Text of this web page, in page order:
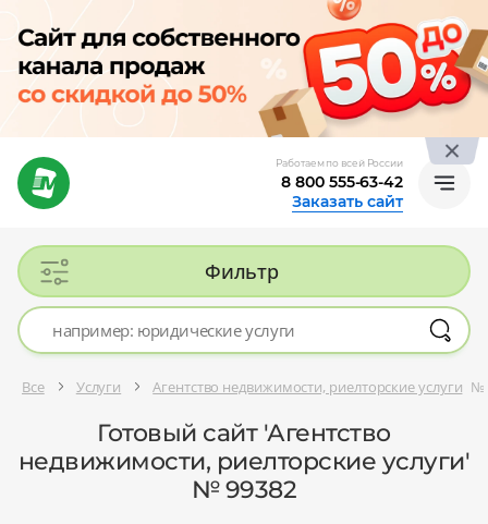
Работаем по всей России
8 800 555-63-42
Заказать сайт
Фильтр
Все Услуги Агентство недвижимости, риелторские услуги №
Готовый сайт 'Агентство
недвижимости, риелторские услуги'
№ 99382